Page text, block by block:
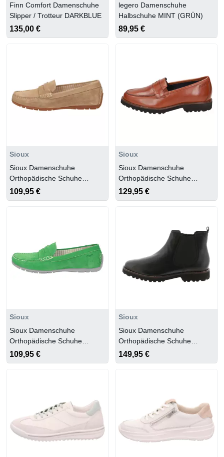
Finn Comfort Damenschuhe
Slipper / Trotteur DARKBLUE
135,00 €
legero Damenschuhe
Halbschuhe MINT (GRÜN)
89,95 €
Sioux
Sioux Damenschuhe
Orthopädische Schuhe
biscotto
109,95 €
Sioux
Sioux Damenschuhe
Orthopädische Schuhe
cognac
129,95 €
Sioux
Sioux Damenschuhe
Orthopädische Schuhe
paraiso
109,95 €
Sioux
Sioux Damenschuhe
Orthopädische Schuhe
schwarz
149,95 €